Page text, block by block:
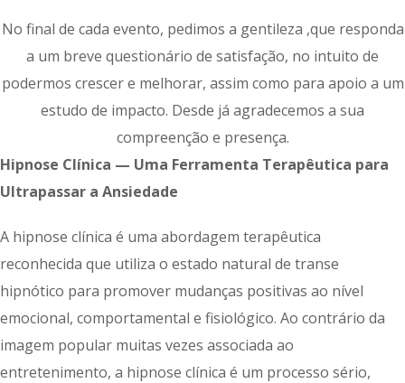
No final de cada evento, pedimos a gentileza ,que responda
a um breve questionário de satisfação, no intuito de
podermos crescer e melhorar, assim como para apoio a um
estudo de impacto. Desde já agradecemos a sua
compreenção e presença.
Hipnose Clínica — Uma Ferramenta Terapêutica para
Ultrapassar a Ansiedade
A hipnose clínica é uma abordagem terapêutica
reconhecida que utiliza o estado natural de transe
hipnótico para promover mudanças positivas ao nível
emocional, comportamental e fisiológico. Ao contrário da
imagem popular muitas vezes associada ao
entretenimento, a hipnose clínica é um processo sério,